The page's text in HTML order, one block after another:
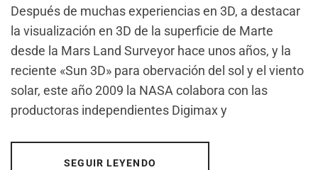
Después de muchas experiencias en 3D, a destacar
la visualización en 3D de la superficie de Marte
desde la Mars Land Surveyor hace unos años, y la
reciente «Sun 3D» para obervación del sol y el viento
solar, este año 2009 la NASA colabora con las
productoras independientes Digimax y
SEGUIR LEYENDO